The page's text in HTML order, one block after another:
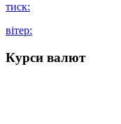
тиск:
вітер:
Курси валют